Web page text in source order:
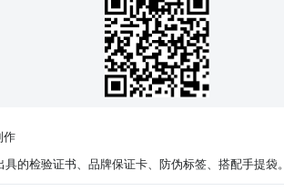
作
的检验证书、品牌保证卡、防伪标签、搭配手提袋。